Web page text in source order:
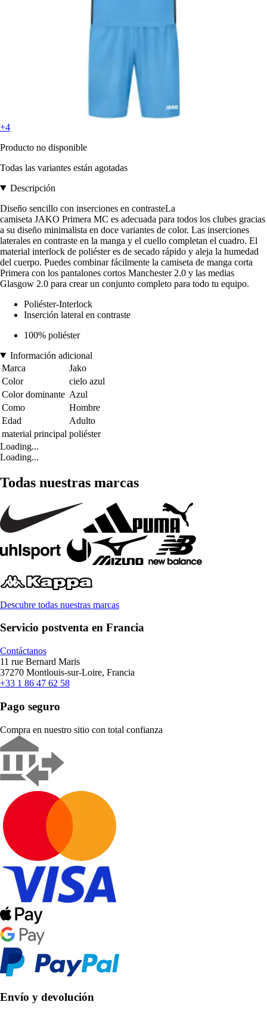
+4
Producto no disponible
Todas las variantes están agotadas
Descripción
Diseño sencillo con inserciones en contrasteLa
camiseta JAKO Primera MC es adecuada para todos los clubes gracias
a su diseño minimalista en doce variantes de color. Las inserciones
laterales en contraste en la manga y el cuello completan el cuadro. El
material interlock de poliéster es de secado rápido y aleja la humedad
del cuerpo. Puedes combinar fácilmente la camiseta de manga corta
Primera con los pantalones cortos Manchester 2.0 y las medias
Glasgow 2.0 para crear un conjunto completo para todo tu equipo.
Poliéster-Interlock
Inserción lateral en contraste
100% poliéster
Información adicional
Marca
Jako
Color
cielo azul
Color dominante Azul
Como
Hombre
Edad
Adulto
material principal poliéster
Loading...
Loading...
Todas nuestras marcas
Descubre todas nuestras marcas
Servicio postventa en Francia
Contáctanos
11 rue Bernard Maris
37270 Montlouis-sur-Loire, Francia
+33 1 86 47 62 58
Pago seguro
Compra en nuestro sitio con total confianza
Envío y devolución